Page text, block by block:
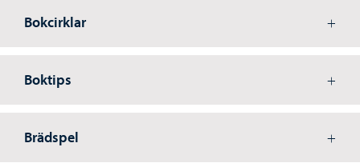
Bokcirklar
Boktips
Brädspel